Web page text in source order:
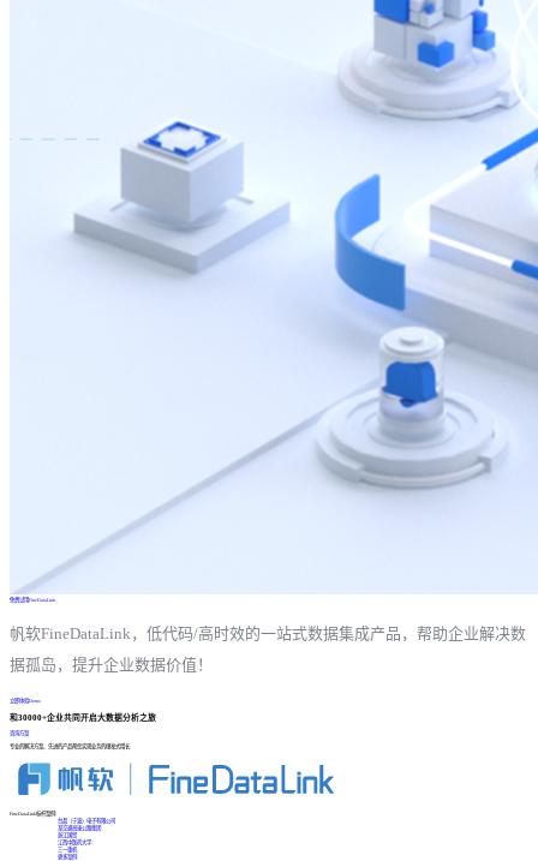
免费试用FineDataLink
帆软FineDataLink，低代码/高时效的一站式数据集成产品，帮助企业解决数
据孤岛，提升企业数据价值！
立即体验Demo
和30000+企业共同开启大数据分析之旅
咨询方案
专业的解决方案、先进的产品帮您实现业务的爆发式增长
FineDataLink标杆案例
台晶（宁波）电子有限公司
某交通高速公路集团
浙江国贸
江西中医药大学
三一重机
更多案例